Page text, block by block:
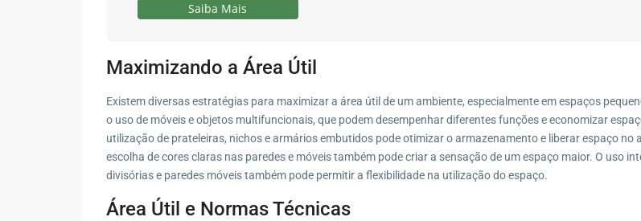
Saiba Mais
Maximizando a Área Útil
Existem diversas estratégias para maximizar a área útil de um ambiente, especialmente em espaços
o uso de móveis e objetos multifuncionais, que podem desempenhar diferentes funções e economizar
utilização de prateleiras, nichos e armários embutidos pode otimizar o armazenamento e liberar espaço no
escolha de cores claras nas paredes e móveis também pode criar a sensação de um espaço maior. O uso
divisórias e paredes móveis também pode permitir a flexibilidade na utilização do espaço.
Área Útil e Normas Técnicas